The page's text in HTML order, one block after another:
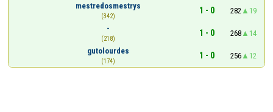
mestredosmestrys
(342)
1 - 0 282
19
-
(218)
1 - 0 268
14
gutolourdes
(174)
1 - 0 256 12